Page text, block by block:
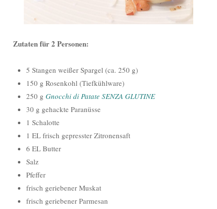
Zutaten für 2 Personen:
5 Stangen weißer Spargel (ca. 250 g)
150 g Rosenkohl (Tiefkühlware)
250 g Gnocchi di Patate SENZA GLUTINE
30 g gehackte Paranüsse
1 Schalotte
1 EL frisch gepresster Zitronensaft
6 EL Butter
Salz
Pfeffer
frisch geriebener Muskat
frisch geriebener Parmesan